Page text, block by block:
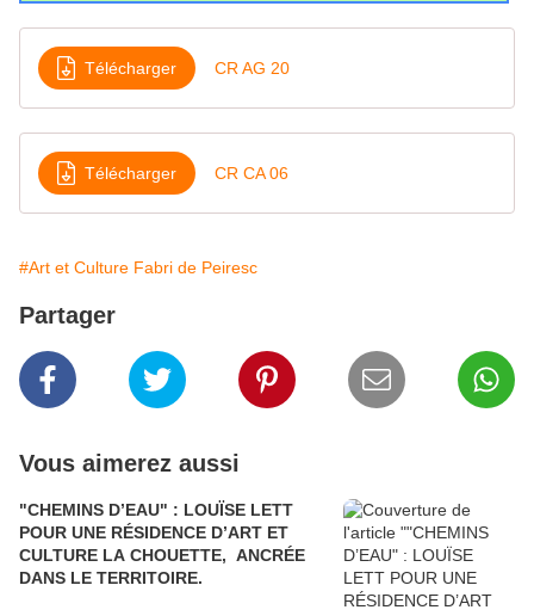
Télécharger CR AG 20
Télécharger CR CA 06
#Art et Culture Fabri de Peiresc
Partager
Vous aimerez aussi
"CHEMINS D’EAU" : LOUÏSE LETT
POUR UNE RÉSIDENCE D’ART ET
CULTURE LA CHOUETTE, ANCRÉE
DANS LE TERRITOIRE.